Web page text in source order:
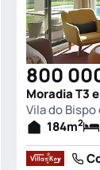
as fotografias
800
Vila do
184m2